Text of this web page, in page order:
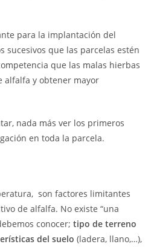
para la implantación del
sucesivos que las parcelas estén
que las malas hierbas
alfalfa y obtener mayor
nada más ver los primeros
en toda la parcela.
son factores limitantes
de alfalfa. No existe “una
conocer; tipo de terreno
del suelo (ladera, llano,…),